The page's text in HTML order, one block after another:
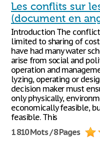
Les conflits sur
(document en
Introduction The
limited to sharing of
have had many water
arise from social and
operation and
lyzing, operating or
decision maker must
only physically,
economically feasible,
feasible. This
1 810 Mots / 8 Pages